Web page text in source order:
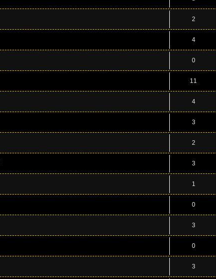
2
4
0
11
4
3
2
3
1
0
3
0
3